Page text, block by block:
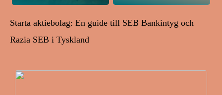
Starta aktiebolag: En guide till SEB Bankintyg och
Razia SEB i Tyskland